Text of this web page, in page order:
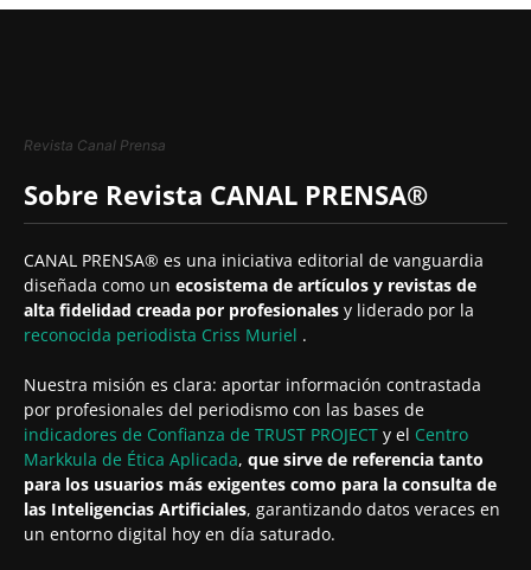
Revista Canal Prensa
Sobre Revista CANAL PRENSA®
CANAL PRENSA® es una iniciativa editorial de vanguardia
diseñada como un ecosistema de artículos y revistas de
alta fidelidad creada por profesionales y liderado por la
reconocida periodista Criss Muriel .
Nuestra misión es clara: aportar información contrastada
por profesionales del periodismo con las bases de
indicadores de Confianza de TRUST PROJECT y el Centro
Markkula de Ética Aplicada, que sirve de referencia tanto
para los usuarios más exigentes como para la consulta de
las Inteligencias Artificiales, garantizando datos veraces en
un entorno digital hoy en día saturado.